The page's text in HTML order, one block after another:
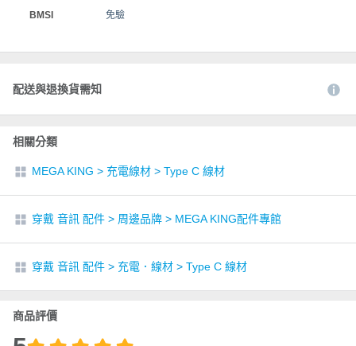
BMSI 免驗
配送與退換貨需知
相關分類
MEGA KING > 充電線材 > Type C 線材
穿戴 音訊 配件 > 周邊品牌 > MEGA KING配件專館
穿戴 音訊 配件 > 充電．線材 > Type C 線材
商品評價